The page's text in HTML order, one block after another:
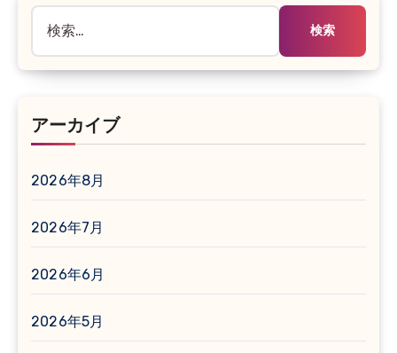
アーカイブ
2026年8月
2026年7月
2026年6月
2026年5月